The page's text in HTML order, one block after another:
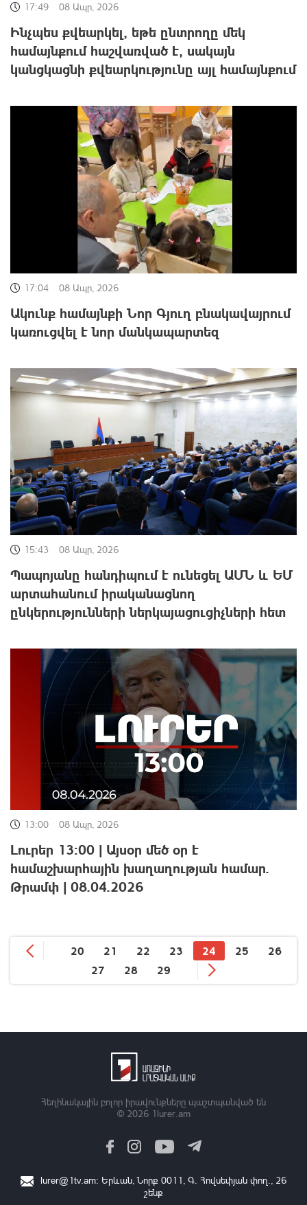
17:49 08 Ապր, 2026
Ինչպես քվեարկել, եթե ընտրողը մեկ
համայնքում հաշվառված է, սակայն
կանցկացնի քվեարկությունը այլ համայնքում
17:04 08 Ապր, 2026
Ակունք համայնքի Նոր Գյուղ բնակավայրում
կառուցվել է նոր մանկապարտեզ
15:43 08 Ապր, 2026
Պապոյանը հանդիպում է ունեցել ԱՄՆ և ԵՄ
արտահանում իրականացնող
ընկերությունների ներկայացուցիչների հետ
13:00 08 Ապր, 2026
Լուրեր 13:00 | Այսօր մեծ օր է
համաշխարհային խաղաղության համար.
Թրամփ | 08.04.2026
20 21 22 23 24 25
26
27
28 29
Հեղինակային բոլոր իրավունքները պաշտպանված են
© 2026 1lurer.am
lurer@1tv.am։ Երևան, Նորք 0011, Գ․ Հովսեփյան փող., 26
շենք